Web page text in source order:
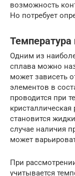
возможность
Но потребует
Температура
Одним из
сплава можно
может зависеть
элементов в
проводится при
кристаллическая
становится
случае наличия
может
При
учитывается